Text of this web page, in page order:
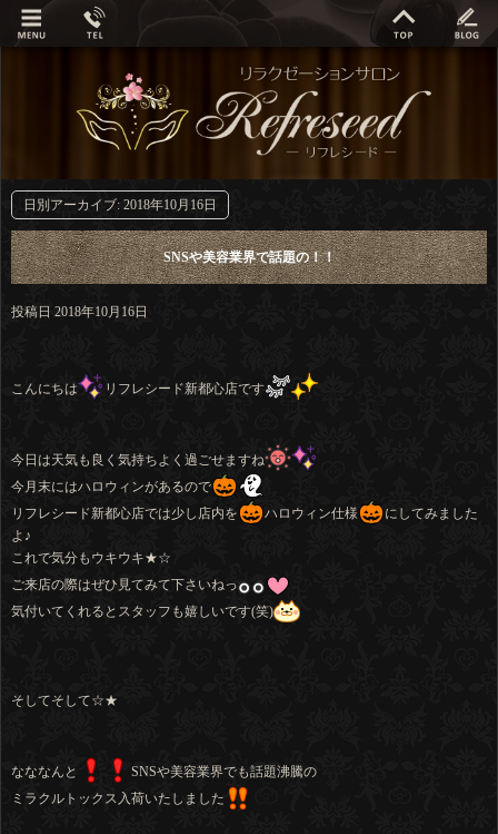
日別アーカイブ: 2018年10月16日
SNSや美容業界で話題の！！
投稿日 2018年10月16日
こんにちは リフレシード新都心店です
今日は天気も良く気持ちよく過ごせますね
今月末にはハロウィンがあるので
リフレシード新都心店では少し店内を
ハロウィン仕様
にしてみました
よ♪
これで気分もウキウキ★☆
ご来店の際はぜひ見てみて下さいねっ
気付いてくれるとスタッフも嬉しいです(笑)
そしてそして☆★
なななんと
SNSや美容業界でも話題沸騰の
ミラクルトックス入荷いたしました